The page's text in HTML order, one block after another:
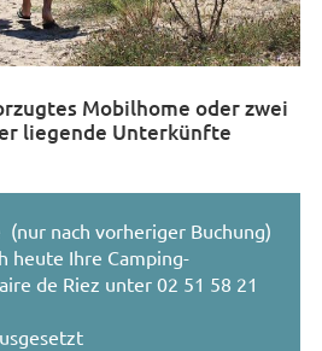
Mobilhome oder zwei
liegende Unterkünfte
nach vorheriger Buchung)
heute Ihre Camping-
de Riez unter 02 51 58 21